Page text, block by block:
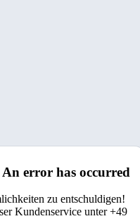
error has occurred
zu entschuldigen!
Kundenservice unter +49